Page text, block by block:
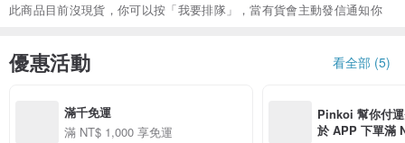
此商品目前沒現貨，你可以按「我要排隊」，當有貨會主動發信通知你
優惠活動 看全部 (5)
滿千免運
滿 NT$ 1,000 享免運
Pinkoi 幫你付
於 APP 下單滿